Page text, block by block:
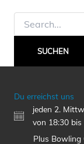
nach:
Du erreichst uns
jeden 2.
von 18:30
Plus Bowling